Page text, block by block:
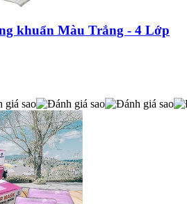
khuẩn Màu Trắng - 4 Lớp